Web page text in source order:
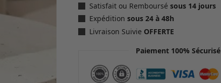
Satisfait ou Remboursésous 14 jours
Expédition sous 24 à 48h
Livraison Suivie OFFERTE
Paiement 100% Sécurisé